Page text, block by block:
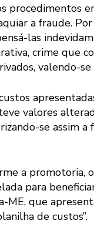
procedimentos
a fraude.
las
crime que
valendo-
valores
se assim a
a promotoria,
para
ME, que
de custos”.